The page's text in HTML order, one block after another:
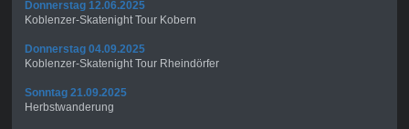
Donnerstag 12.06.2025
Koblenzer-Skatenight Tour Kobern
Donnerstag 04.09.2025
Koblenzer-Skatenight Tour Rheindörfer
Sonntag 21.09.2025
Herbstwanderung